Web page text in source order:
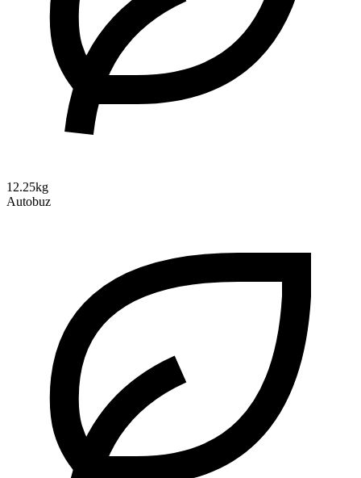
12.25kg
Autobuz